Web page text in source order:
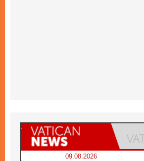
09.08.2026